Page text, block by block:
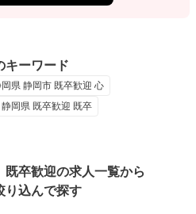
キーワード
県 静岡市 既卒歓迎 心
静岡県 既卒歓迎 既卒
既卒歓迎の求人一覧から
り込んで探す